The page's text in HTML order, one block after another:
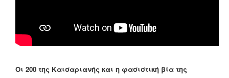
Οι 200 της Καισαριανής και η φασιστική βία της